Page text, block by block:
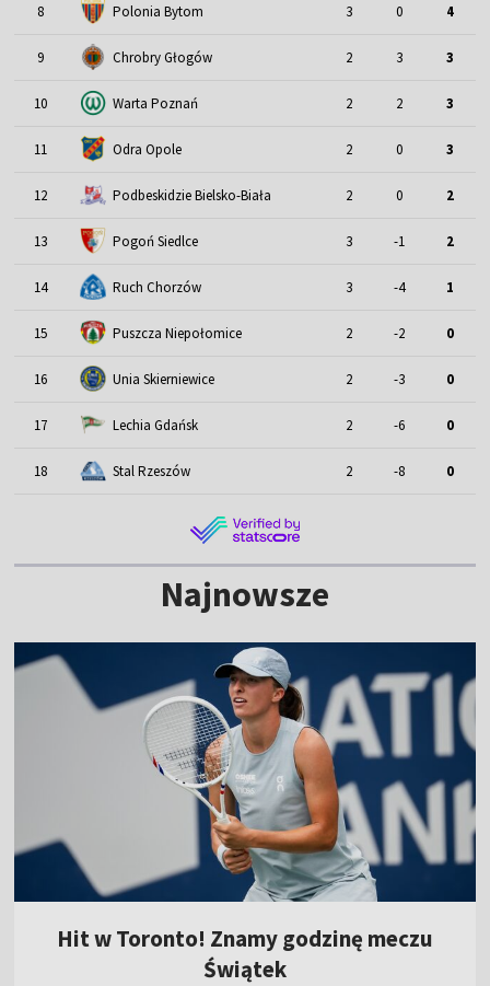
8 Polonia Bytom 3 0 4
9 Chrobry Głogów 2 3 3
10 Warta Poznań 2 2 3
11 Odra Opole 2 0 3
12 Podbeskidzie Bielsko-Biała 2 0 2
13 Pogoń Siedlce 3 -1 2
14 Ruch Chorzów 3 -4 1
15 Puszcza Niepołomice 2 -2 0
16 Unia Skierniewice 2 -3 0
17 Lechia Gdańsk 2 -6 0
18 Stal Rzeszów 2 -8 0
Najnowsze
Hit w Toronto! Znamy godzinę meczu
Świątek